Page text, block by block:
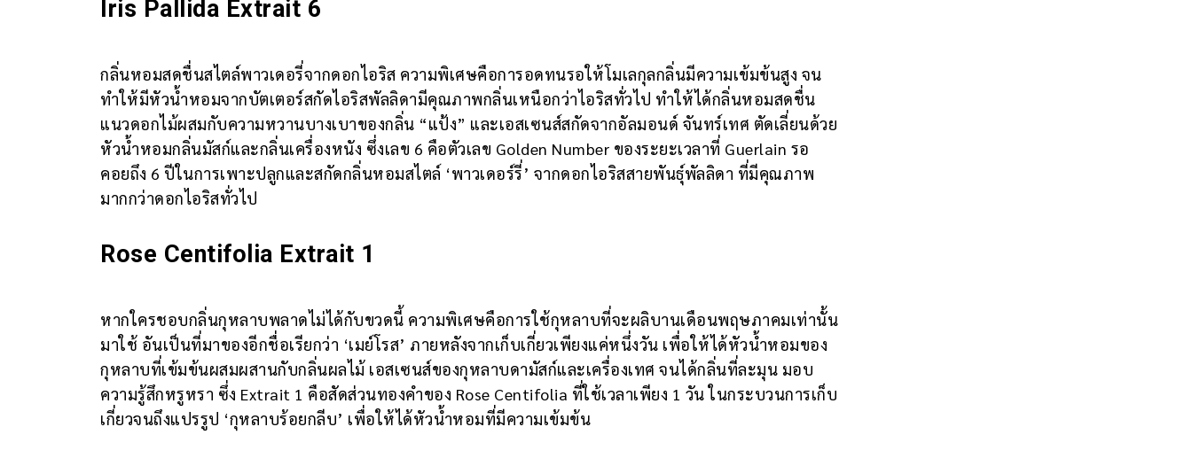
Iris Pallida Extrait 6
กลิ่นหอมสดชื่นสไตล์พาวเดอรี่จากดอกไอริส ความพิเศษคือการอดทนรอให้โมเลกุลกลิ่นมีความเข้มข้นสูง จน
ทำให้มีหัวน้ำหอมจากบัตเตอร์สกัดไอริสพัลลิดามีคุณภาพกลิ่นเหนือกว่าไอริสทั่วไป ทำให้ได้กลิ่นหอมสดชื่น
แนวดอกไม้ผสมกับความหวานบางเบาของกลิ่น “แป้ง” และเอสเซนส์สกัดจากอัลมอนด์ จันทร์เทศ ตัดเลี่ยนด้วย
หัวน้ำหอมกลิ่นมัสก์และกลิ่นเครื่องหนัง ซึ่งเลข 6 คือตัวเลข Golden Number ของระยะเวลาที่ Guerlain รอ
คอยถึง 6 ปีในการเพาะปลูกและสกัดกลิ่นหอมสไตล์ ‘พาวเดอร์รี่’ จากดอกไอริสสายพันธุ์พัลลิดา ที่มีคุณภาพ
มากกว่าดอกไอริสทั่วไป
Rose Centifolia Extrait 1
หากใครชอบกลิ่นกุหลาบพลาดไม่ได้กับขวดนี้ ความพิเศษคือการใช้กุหลาบที่จะผลิบานเดือนพฤษภาคมเท่านั้น
มาใช้ อันเป็นที่มาของอีกชื่อเรียกว่า ‘เมย์โรส’ ภายหลังจากเก็บเกี่ยวเพียงแค่หนึ่งวัน เพื่อให้ได้หัวน้ำหอมของ
กุหลาบที่เข้มข้นผสมผสานกับกลิ่นผลไม้ เอสเซนส์ของกุหลาบดามัสก์และเครื่องเทศ จนได้กลิ่นที่ละมุน มอบ
ความรู้สึกหรูหรา ซึ่ง Extrait 1 คือสัดส่วนทองคำของ Rose Centifolia ที่ใช้เวลาเพียง 1 วัน ในกระบวนการเก็บ
เกี่ยวจนถึงแปรรูป ‘กุหลาบร้อยกลีบ’ เพื่อให้ได้หัวน้ำหอมที่มีความเข้มข้น